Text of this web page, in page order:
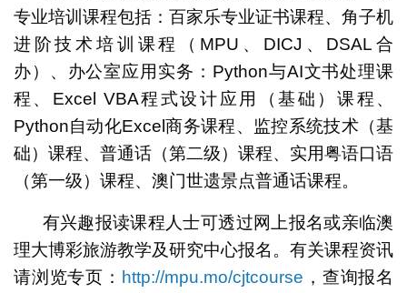
专业培训课程包括：百家乐专业证书课程、角子机
进阶技术培训课程（MPU、DICJ、DSAL合
办）、办公室应用实务：Python与AI文书处理课
程、Excel VBA程式设计应用（基础）课程、
Python自动化Excel商务课程、监控系统技术（基
础）课程、普通话（第二级）课程、实用粤语口语
（第一级）课程、澳门世遗景点普通话课程。
有兴趣报读课程人士可透过网上报名或亲临澳
理大博彩旅游教学及研究中心报名。有关课程资讯
请浏览专页： http://mpu.mo/cjtcourse ，查询报名